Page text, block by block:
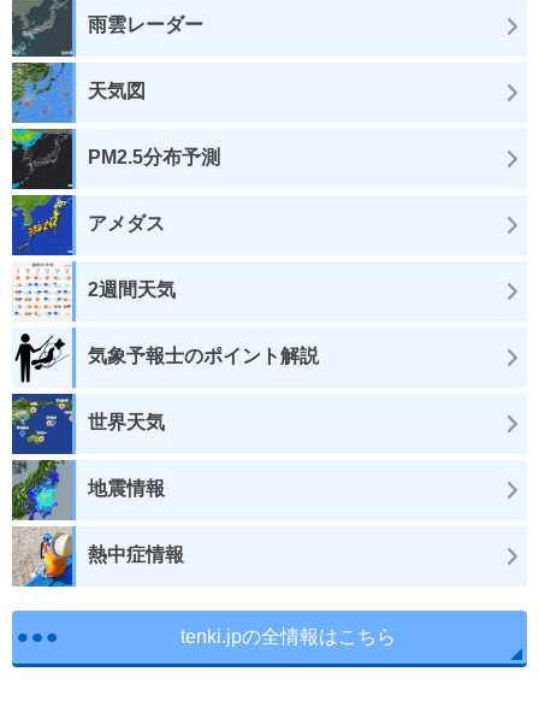
雨雲レーダー
天気図
PM2.5分布予測
アメダス
2週間天気
気象予報士のポイント解説
世界天気
地震情報
熱中症情報
tenki.jpの全情報はこちら